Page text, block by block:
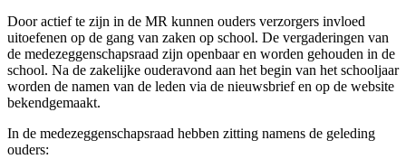
Door actief te zijn in de MR kunnen ouders verzorgers invloed
uitoefenen op de gang van zaken op school. De vergaderingen van
de medezeggenschapsraad zijn openbaar en worden gehouden in de
school. Na de zakelijke ouderavond aan het begin van het schooljaar
worden de namen van de leden via de nieuwsbrief en op de website
bekendgemaakt.
In de medezeggenschapsraad hebben zitting namens de geleding
ouders: